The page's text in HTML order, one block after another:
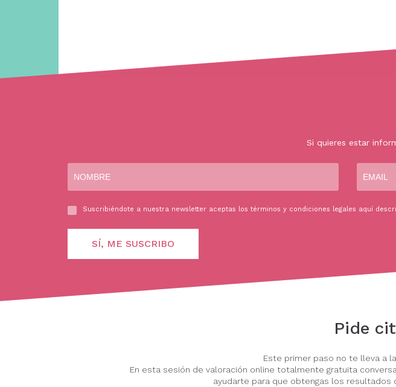
Si quieres estar
Suscribiéndote a nuestra newsletter aceptas los términos y condiciones legales aquí
Pide
Este primer paso no te lleva a
En esta sesión de valoración online totalmente gratuita
ayudarte para que obtengas los resultados